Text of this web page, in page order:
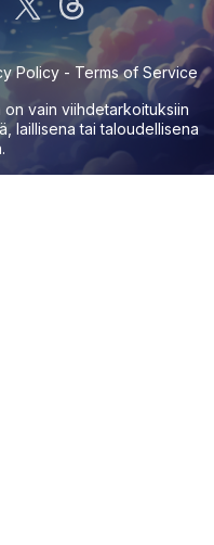
Policy- Terms of Service
on vain viihdetarkoituksiin
laillisena tai taloudellisena